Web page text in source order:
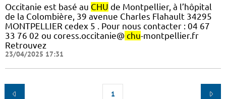
Occitanie est basé au CHU de Montpellier, à l’hôpital
de la Colombière, 39 avenue Charles Flahault 34295
MONTPELLIER cedex 5 . Pour nous contacter : 04 67
33 76 02 ou coress.occitanie@ chu-montpellier.fr
Retrouvez
23/04/2025 17:31
1